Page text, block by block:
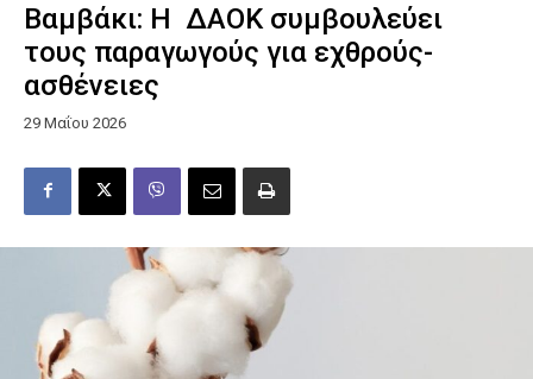
Βαμβάκι: Η ΔΑΟΚ συμβουλεύει
τους παραγωγούς για εχθρούς-
ασθένειες
29 Μαΐου 2026